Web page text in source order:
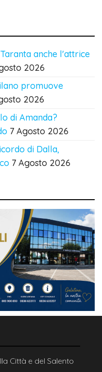
anche l'attrice
2026
promuove
2026
di Amanda?
7 Agosto 2026
di Dalla,
7 Agosto 2026
Città e del Salento